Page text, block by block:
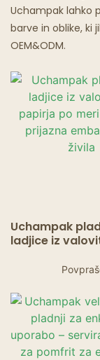
Uchampak lahko
barve in oblike, ki
OEM&ODM.
Uchampak
ladjice iz
prijazna